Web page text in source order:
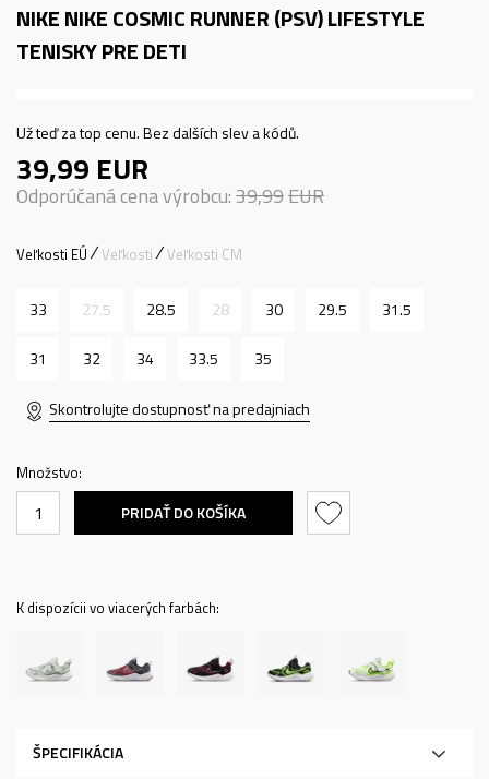
NIKE NIKE COSMIC RUNNER (PSV)LIFESTYLE
TENISKY PRE DETI
Už teď za top cenu. Bez dalších slev a kódů.
39,99 EUR
Odporúčaná cena výrobcu:39,99EUR
Veľkosti EÚ Veľkosti Veľkosti CM
33 27.5 28.5 28 30 29.5 31.5
31 32 34 33.5 35
Skontrolujte dostupnosť na predajniach
Množstvo:
PRIDAŤ DO KOŠÍKA
K dispozícii vo viacerých farbách:
ŠPECIFIKÁCIA